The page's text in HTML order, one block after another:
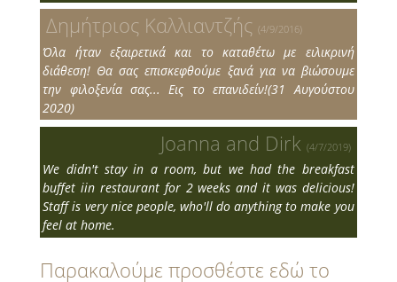
Δημήτριος Καλλιαντζής (4/9/2016)
Όλα ήταν εξαιρετικά και το καταθέτω με ειλικρινή
διάθεση! Θα σας επισκεφθούμε ξανά για να βιώσουμε
την φιλοξενία σας... Εις το επανιδείν!(31 Αυγούστου
2020)
Joanna and Dirk(4/7/2019)
We didn't stay in a room, but we had the breakfast
buffet iin restaurant for 2 weeks and it was delicious!
Staff is very nice people, who'll do anything to make you
feel at home.
Παρακαλούμε προσθέστε εδώ το